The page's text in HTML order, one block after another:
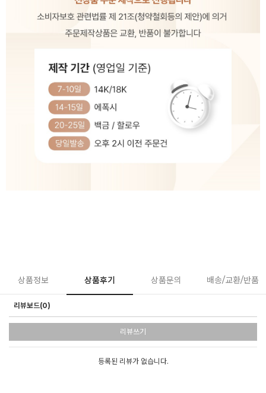
상품정보 상품후기 상품문의 배송/교환/반품
리뷰보드(0)
리뷰쓰기
등록된 리뷰가 없습니다.